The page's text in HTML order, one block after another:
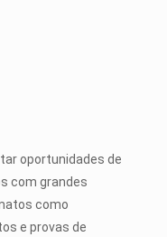
oportunidades de
com grandes
como
e provas de